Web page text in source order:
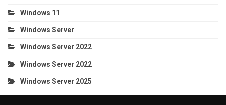
Windows 11
Windows Server
Windows Server 2022
Windows Server 2022
Windows Server 2025